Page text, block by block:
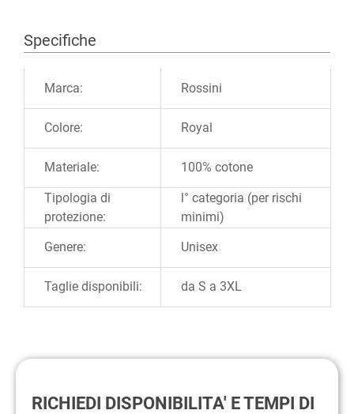
Specifiche
Marca: Rossini
Colore: Royal
Materiale: 100% cotone
Tipologia di
protezione:
l° categoria (per rischi
minimi)
Genere:
Unisex
Taglie disponibili: da S a 3XL
RICHIEDI DISPONIBILITA' E TEMPI DI